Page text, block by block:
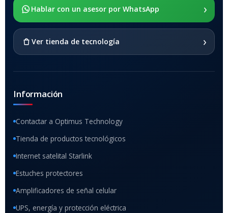
SOPORTE DE APOYO
Hablar con un asesor por WhatsApp ›
Ver tienda de tecnología ›
Información
Contactar a Optimus Technology
Tienda de productos tecnológicos
Internet satelital Starlink
Estuches protectores
Amplificadores de señal celular
UPS, energía y protección eléctrica